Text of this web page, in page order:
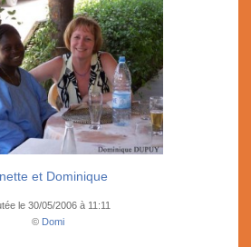
et Dominique
le 30/05/2006 à 11:11
© Domi